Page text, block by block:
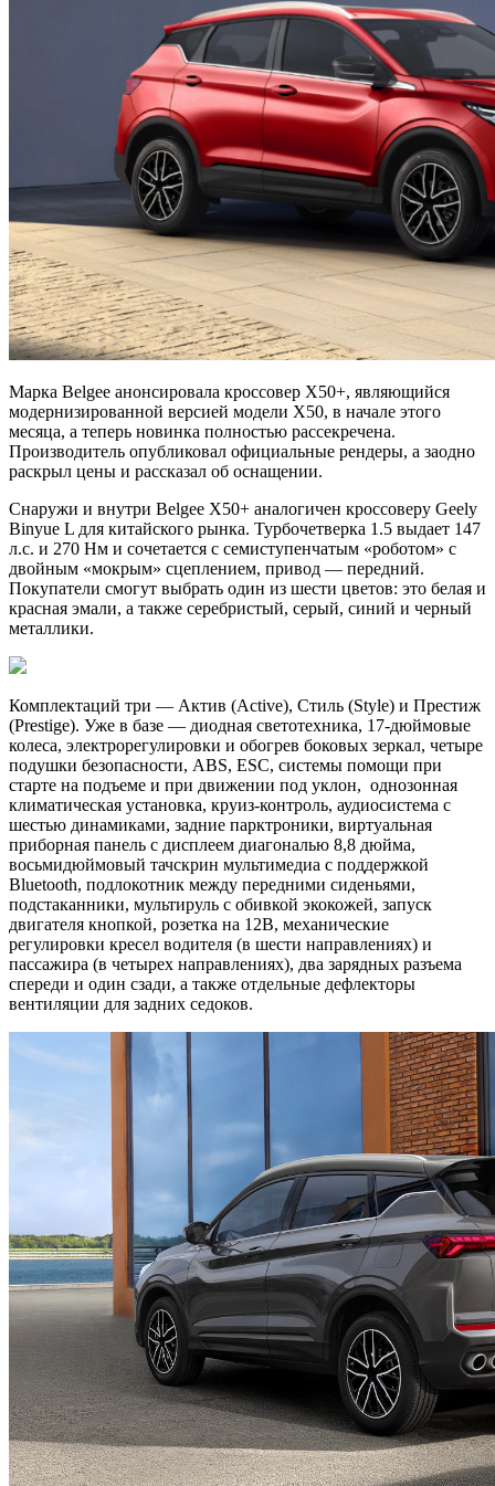
Марка Belgee анонсировала кроссовер X50+, являющийся
модернизированной версией модели X50, в начале этого
месяца, а теперь новинка полностью рассекречена.
Производитель опубликовал официальные рендеры, а заодно
раскрыл цены и рассказал об оснащении.
Снаружи и внутри Belgee X50+ аналогичен кроссоверу Geely
Binyue L для китайского рынка. Турбочетверка 1.5 выдает 147
л.с. и 270 Нм и сочетается с семиступенчатым «роботом» с
двойным «мокрым» сцеплением, привод — передний.
Покупатели смогут выбрать один из шести цветов: это белая и
красная эмали, а также серебристый, серый, синий и черный
металлики.
Комплектаций три — Актив (Active), Стиль (Style) и Престиж
(Prestige). Уже в базе — диодная светотехника, 17-дюймовые
колеса, электрорегулировки и обогрев боковых зеркал, четыре
подушки безопасности, ABS, ESC, системы помощи при
старте на подъеме и при движении под уклон, однозонная
климатическая установка, круиз-контроль, аудиосистема с
шестью динамиками, задние парктроники, виртуальная
приборная панель с дисплеем диагональю 8,8 дюйма,
восьмидюймовый тачскрин мультимедиа с поддержкой
Bluetooth, подлокотник между передними сиденьями,
подстаканники, мультируль с обивкой экокожей, запуск
двигателя кнопкой, розетка на 12В, механические
регулировки кресел водителя (в шести направлениях) и
пассажира (в четырех направлениях), два зарядных разъема
спереди и один сзади, а также отдельные дефлекторы
вентиляции для задних седоков.